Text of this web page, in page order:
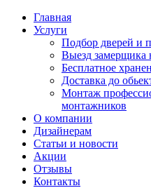
Главная
Услуги
Подбор дверей и
Выезд замерщика
Бесплатное
Доставка до
Монтаж
монтажников
О компании
Дизайнерам
Статьи и новости
Акции
Отзывы
Контакты